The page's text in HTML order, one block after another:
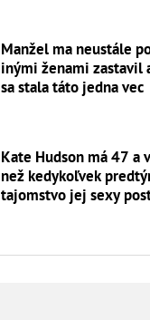
Manžel ma neustále
inými ženami zastavil
sa stala táto jedna vec
Kate Hudson má 47 a
než kedykoľvek
tajomstvo jej sexy